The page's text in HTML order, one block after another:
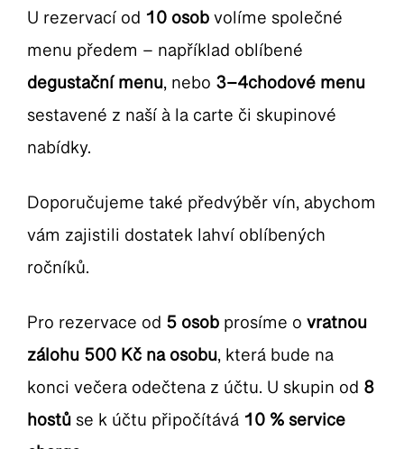
U rezervací od 10 osobvolíme společné
menu předem – například oblíbené
degustační menu, nebo 3–4chodové menu
sestavené z naší à la carte či skupinové
nabídky.
Doporučujeme také předvýběr vín, abychom
vám zajistili dostatek lahví oblíbených
ročníků.
Pro rezervace od 5 osobprosíme ovratnou
zálohu 500 Kč na osobu, která bude na
konci večera odečtena z účtu. U skupin od 8
hostůse k účtu připočítává 10 % service